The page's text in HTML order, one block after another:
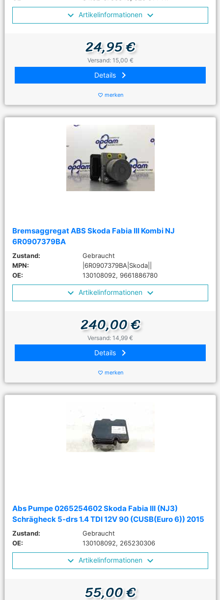
Artikelinformationen
24,95 €
Versand: 15,00 €
Details keyboard_arrow_right
favorite_border merken
Bremsaggregat ABS Skoda Fabia III Kombi NJ
6R0907379BA
Zustand:
Gebraucht
MPN:
|6R0907379BA|Skoda||
OE:
130108092, 9661886780
Artikelinformationen
240,00 €
Versand: 14,99 €
Details keyboard_arrow_right
favorite_border merken
Abs Pumpe 0265254602 Skoda Fabia III (NJ3)
Schrägheck 5-drs 1.4 TDI 12V 90 (CUSB(Euro 6)) 2015
Zustand:
Gebraucht
OE:
130108092, 265230306
Artikelinformationen
55,00 €